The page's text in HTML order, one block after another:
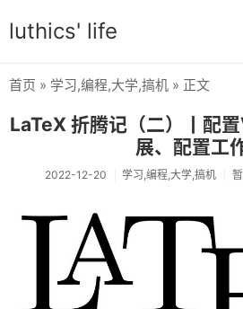
luthics' life
分类
学习
大学
首页 » 学习,编程,大学,搞机 » 正文
LaTeX 折腾记（二）丨配
展、配置工
2022-12-20 学习 ,编程 ,大学 ,搞机